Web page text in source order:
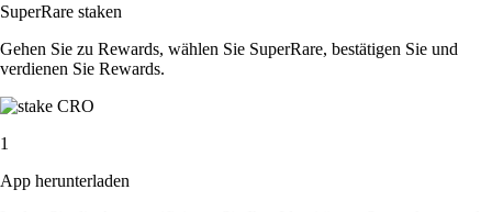
SuperRare staken
Gehen Sie zu Rewards, wählen Sie SuperRare, bestätigen Sie und
verdienen Sie Rewards.
1
App herunterladen